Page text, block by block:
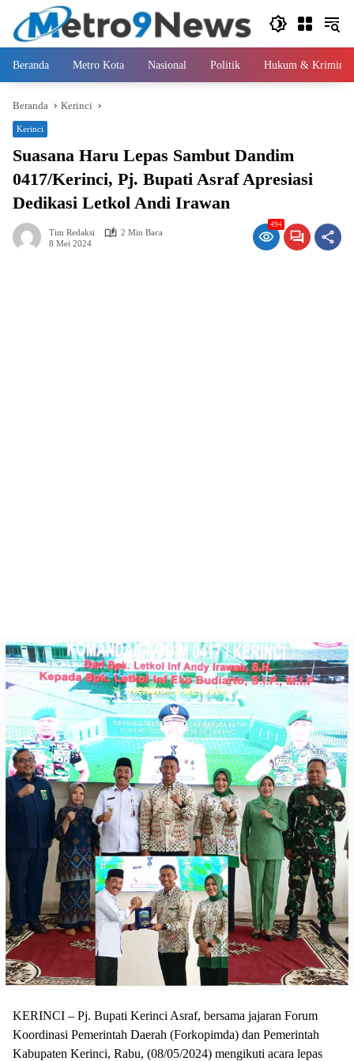
Langsung
konten
Beranda Metro Kota Nasional Politik Hukum & Kriminal
Beranda Kerinci
Kerinci
Suasana Haru Lepas Sambut Dandim
0417/Kerinci, Pj. Bupati Asraf Apresiasi
Dedikasi Letkol Andi Irawan
Tim Redaksi
2 Min Baca
8 Mei 2024
494
KERINCI – Pj. Bupati Kerinci Asraf, bersama jajaran Forum
Koordinasi Pemerintah Daerah (Forkopimda) dan Pemerintah
Kabupaten Kerinci, Rabu, (08/05/2024) mengikuti acara lepas